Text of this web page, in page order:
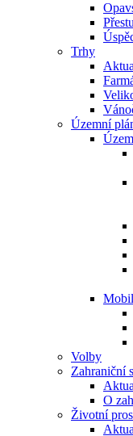
Trhy
Územní
Volby
Zahraniční
O
Životní